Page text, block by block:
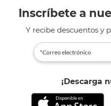
Inscríbete a
Y recibe descuentos y
¡Descarga